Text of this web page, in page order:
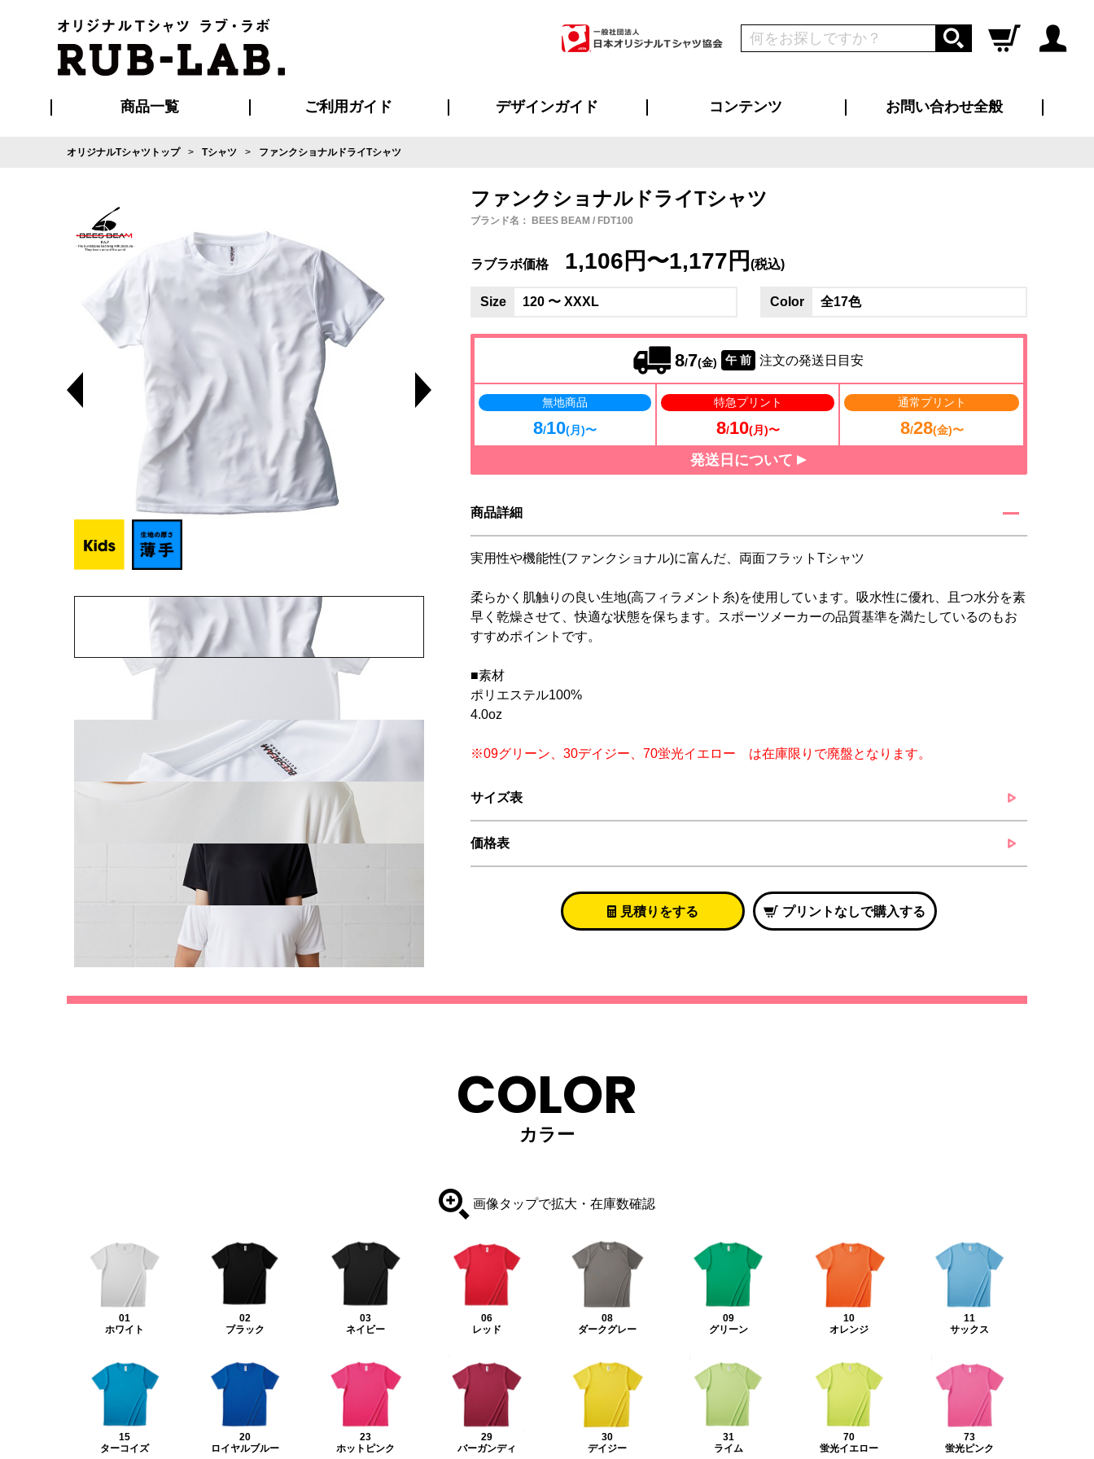
ログイン
商品一覧 ご利用ガイド
ご利用ガイド
はじめての方へ
再注文の方へ
お支払い方法について
割引まとめページ
発送・特急サービスについて
版の保管期限について
マイページ会員のメリット
よくあるご質問
デザインガイド コンテンツ お問い合わせ全般
オリジナルTシャツトップ Tシャツ ファンクショナルドライTシャツ
ファンクショナルドライTシャツ
ブランド名： BEES BEAM / FDT100
ラブラボ価格 1,106円〜1,177円 (税込)
Size 120 〜 XXXL Color 全17色
8/7(金) 午 前 注文の発送日目安
無地商品
8/10(月)〜
特急プリント
8/10(月)〜
通常プリント
8/28(金)〜
発送日について
商品詳細
実用性や機能性(ファンクショナル)に富んだ、両面フラットTシャツ
柔らかく肌触りの良い生地(高フィラメント糸)を使用しています。吸水性に優れ、且つ水分を素
早く乾燥させて、快適な状態を保ちます。スポーツメーカーの品質基準を満たしているのもお
すすめポイントです。
■素材
ポリエステル100%
4.0oz
※09グリーン、30デイジー、70蛍光イエロー は在庫限りで廃盤となります。
サイズ表
価格表
見積りをする プリントなしで購入する
COLOR
カラー
画像タップで拡大・在庫数確認
01
ホワイト
02
ブラック
03
ネイビー
06
レッド
08
ダークグレー
09
グリーン
10
オレンジ
11
サックス
15
ターコイズ
20
ロイヤルブルー
23
ホットピンク
29
バーガンディ
30
デイジー
31
ライム
70
蛍光イエロー
73
蛍光ピンク